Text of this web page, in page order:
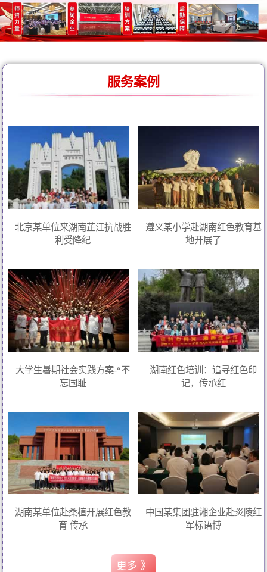
服务案例
北京某单位来湖南芷江抗战胜
利受降纪
遵义某小学赴湖南红色教育基
地开展了
大学生暑期社会实践方案-“不
忘国耻
湖南红色培训：追寻红色印
记，传承红
湖南某单位赴桑植开展红色教
育 传承
中国某集团驻湘企业赴炎陵红
军标语博
更多 》